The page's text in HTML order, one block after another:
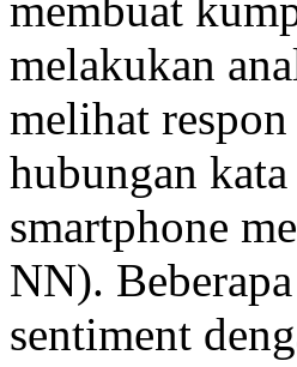
melakukan
melihat
hubungan
smartphone
NN).
sentiment